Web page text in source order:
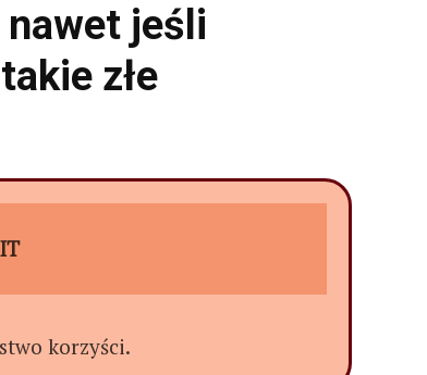
jeśli
złe
korzyści.